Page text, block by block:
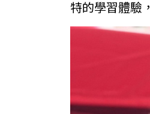
特的學習體驗